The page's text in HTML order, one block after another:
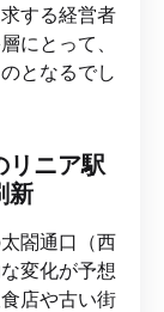
する経営者
にとって、
となるでし
リニア駅
新
閤通口（西
変化が予想
店や古い街